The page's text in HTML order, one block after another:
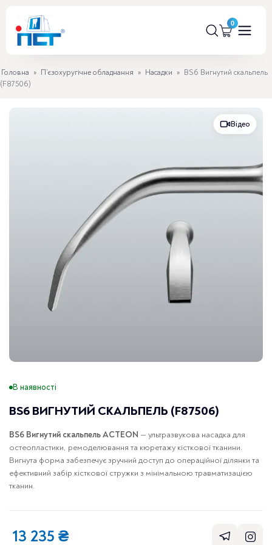
Головна » П’єзохуругічне обладнання » Насадки » BS6 Вигнутий скальпель
(F87506)
Відео
В наявності
BS6 ВИГНУТИЙ СКАЛЬПЕЛЬ (F87506)
BS6 Вигнутий скальпель ACTEON — ультразвукова насадка для
остеопластики, ремоделювання та кюретажу кісткової тканини.
Вигнута форма забезпечує зручний доступ до операційної ділянки та
ефективний забір кісткової стружки з мінімальною травматизацією
тканин.
13 235 ₴